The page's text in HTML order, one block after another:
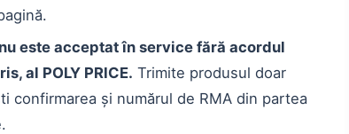
este acceptat în service fără acordul
al POLY PRICE. Trimite produsul doar
confirmarea și numărul de RMA din partea